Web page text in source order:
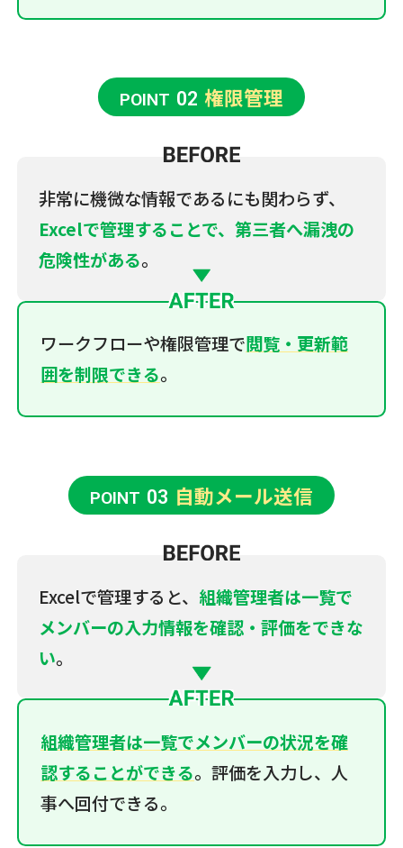
POINT 02 権限管理
非常に機微な情報であるにも関わらず、
Excelで管理することで、第三者へ漏洩の
危険性がある。
ワークフローや権限管理で閲覧・更新範
囲を制限できる。
POINT 03 自動メール送信
Excelで管理すると、 組織管理者は一覧で
メンバーの入力情報を確認・評価をできな
い。
組織管理者は一覧でメンバーの状況を確
認することができる。評価を入力し、人
事へ回付できる。